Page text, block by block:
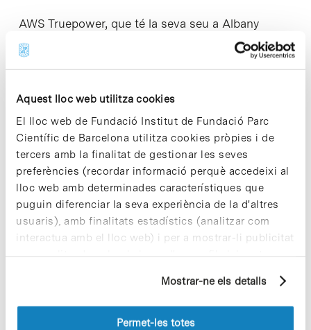
Aquest lloc web utilitza cookies
El lloc web de Fundació Institut de Fundació Parc
Científic de Barcelona utilitza cookies pròpies i de
tercers amb la finalitat de gestionar les seves
preferències (recordar informació perquè accedeixi al
lloc web amb determinades característiques que
puguin diferenciar la seva experiència de la d'altres
usuaris), amb finalitats estadístics (analitzar com
interactua amb el lloc web) i per a mostrar-li publicitat
personalitzada sobre la base d'un perfil elaborat a
pàgines visitades). Per a obtenir més informació sobre
les cookies pot consultar laPolítica de cookiesdel
Mostrar-ne els detalls
Permet-les totes
AWS Truepower, que té la seva seu a Albany
desenvolupament d’aplicacions i serveis per al
entre els seus clients destaquen Iberdrola,
Acciona, E.ON, Gas Natural Fenosa, Gamesa,
Suzlon, el Banc Mundial i nombrosos governs i
agències energètiques internacionals. La filial de la
companyia per a Europa i Amèrica Llatina –
Truepower, SLU– està ubicada al Parc Científic de
Barcelona, i participada per l’spin-off Meteosim
SL, fundada l’any 2003 per un grup
d’investigadors del Departament d’Astronomia i
Meteorologia de la Universitat de Barcelona i la
companyia nord-americana Meso Inc.
Share